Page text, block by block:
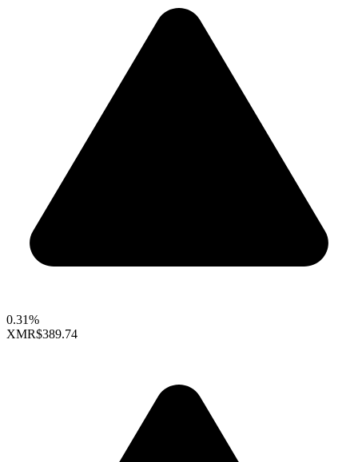
0.31%
XMR$389.74